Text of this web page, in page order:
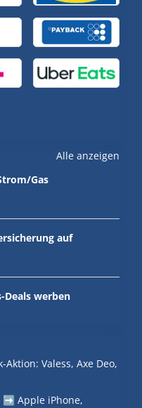
Alle anzeigen
Gas
auf
Deals werben
Aktion: Valess, Axe Deo,
Apple iPhone,